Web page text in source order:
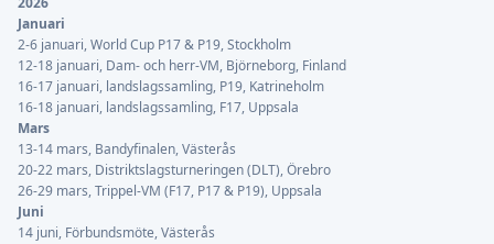
Januari
2-6 januari, World Cup P17 & P19, Stockholm
12-18 januari, Dam- och herr-VM, Björneborg, Finland
16-17 januari, landslagssamling, P19, Katrineholm
16-18 januari, landslagssamling, F17, Uppsala
Mars
13-14 mars, Bandyfinalen, Västerås
20-22 mars, Distriktslagsturneringen (DLT), Örebro
26-29 mars, Trippel-VM (F17, P17 & P19), Uppsala
Juni
14 juni, Förbundsmöte, Västerås